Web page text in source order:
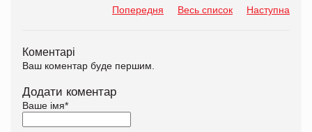
Попередня Весь список Наступна
Коментарі
Ваш коментар буде першим.
Додати коментар
Ваше імя*